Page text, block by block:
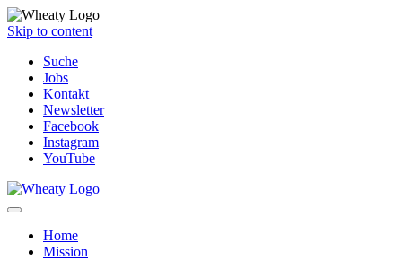
Skip to content
Suche
Jobs
Kontakt
Newsletter
Facebook
Instagram
YouTube
Home
Mission